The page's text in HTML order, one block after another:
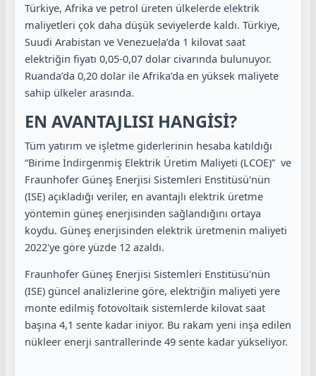
Türkiye, Afrika ve petrol üreten ülkelerde elektrik
maliyetleri çok daha düşük seviyelerde kaldı. Türkiye,
Suudi Arabistan ve Venezuela’da 1 kilovat saat
elektriğin fiyatı 0,05-0,07 dolar civarında bulunuyor.
Ruanda’da 0,20 dolar ile Afrika’da en yüksek maliyete
sahip ülkeler arasında.
EN AVANTAJLISI HANGİSİ?
Tüm yatırım ve işletme giderlerinin hesaba katıldığı
“Birime İndirgenmiş Elektrik Üretim Maliyeti (LCOE)” ve
Fraunhofer Güneş Enerjisi Sistemleri Enstitüsü'nün
(ISE) açıkladığı veriler, en avantajlı elektrik üretme
yöntemin güneş enerjisinden sağlandığını ortaya
koydu. Güneş enerjisinden elektrik üretmenin maliyeti
2022'ye göre yüzde 12 azaldı.
Fraunhofer Güneş Enerjisi Sistemleri Enstitüsü'nün
(ISE) güncel analizlerine göre, elektriğin maliyeti yere
monte edilmiş fotovoltaik sistemlerde kilovat saat
başına 4,1 sente kadar iniyor. Bu rakam yeni inşa edilen
nükleer enerji santrallerinde 49 sente kadar yükseliyor.